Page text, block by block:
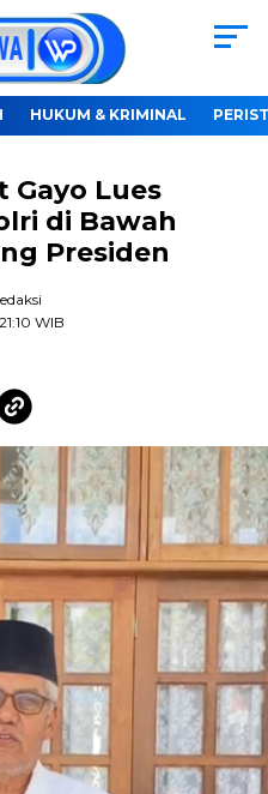
HUKUM & KRIMINAL
Gayo Lues
di Bawah
Presiden
WIB